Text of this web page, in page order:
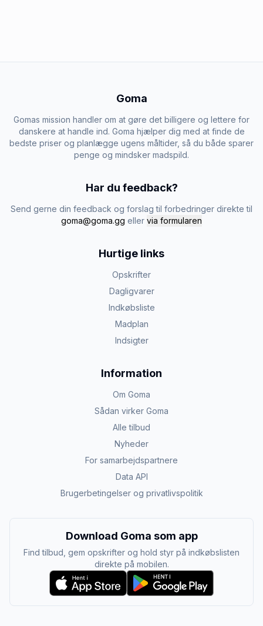
Goma
Gomas mission handler om at gøre det billigere og lettere for
danskere at handle ind. Goma hjælper dig med at finde de
bedste priser og planlægge ugens måltider, så du både sparer
penge og mindsker madspild.
Har du feedback?
Send gerne din feedback og forslag til forbedringer direkte til
goma@goma.gg eller via formularen
Hurtige links
Opskrifter
Dagligvarer
Indkøbsliste
Madplan
Indsigter
Information
Om Goma
Sådan virker Goma
Alle tilbud
Nyheder
For samarbejdspartnere
Data API
Brugerbetingelser og privatlivspolitik
Download Goma som app
Find tilbud, gem opskrifter og hold styr på indkøbslisten
direkte på mobilen.